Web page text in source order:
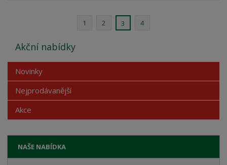
1 2 3 4
NAŠE NABÍDKA
Akční nabídky
Novinky
Nejprodávanější
Akce